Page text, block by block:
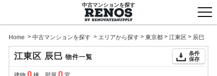
中古マンションを探す
Home > 中古マンションを探す> エリアから探す> 東京都> 江東区> 辰巳
江東区 辰巳 物件一覧
条件
保存
0 0